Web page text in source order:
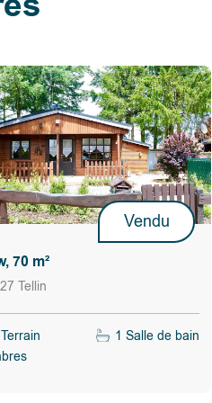
Vendu
70 m²
Tellin
1 Salle de bain